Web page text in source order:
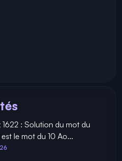
1622 : Solution du mot du
le mot du 10 Ao...